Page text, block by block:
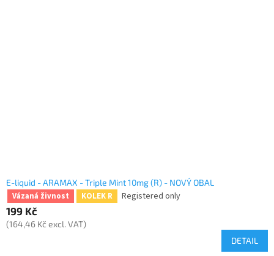
E-liquid - ARAMAX - Triple Mint 10mg (R) - NOVÝ OBAL
Vázaná živnost KOLEK R
Registered only
199 Kč
(164,46 Kč excl. VAT)
DETAIL